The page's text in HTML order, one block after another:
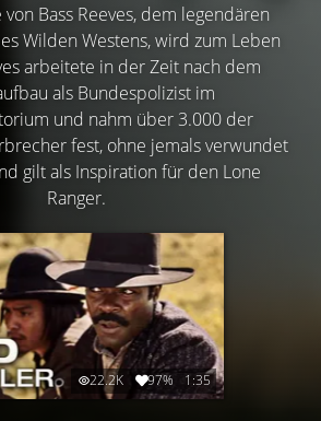
Bass Reeves, dem legendären
Wilden Westens, wird zum Leben
arbeitete in der Zeit nach dem
als Bundespolizist im
und nahm über 3.000 der
fest, ohne jemals verwundet
gilt als Inspiration für den Lone
Ranger.
22.2K 97% 1:35